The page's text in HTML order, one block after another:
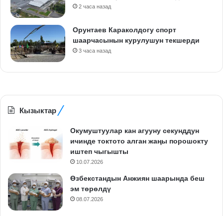
2 часа назад
Орунтаев Караколдогу спорт
шаарчасынын курулушун текшерди
3 часа назад
Кызыктар
Окумуштуулар кан агууну секунддун
ичинде токтото алган жаңы порошокту
иштеп чыгышты
10.07.2026
Өзбекстандын Анжиян шаарында беш
эм төрөлдү
08.07.2026